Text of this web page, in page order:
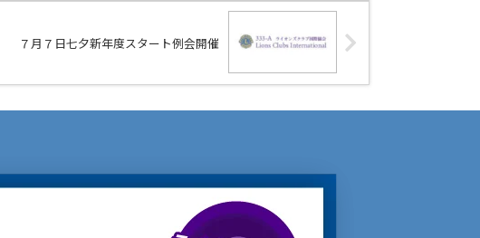
７月７日七夕新年度スタート例会開催